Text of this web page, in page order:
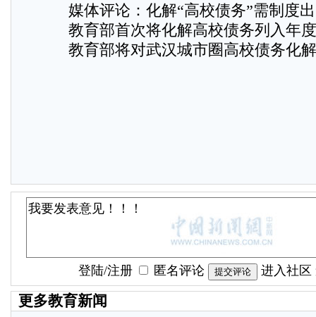
媒体评论：化解“高校债务”需制度
教育部首次将化解高校债务列入年
教育部将对武汉城市圈高校债务化
登陆/注册 匿名评论 进入社区
更多教育新闻